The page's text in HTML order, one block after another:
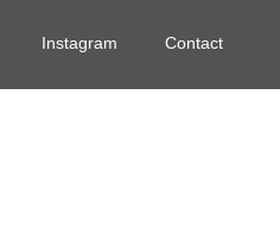
Instagram Contact